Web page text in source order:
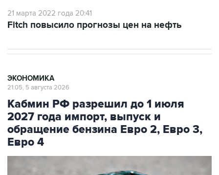
21 марта 2022 года 20:41
Fitch повысило прогнозы цен на нефть
ЭКОНОМИКА
21:05, 5 августа 2026
Кабмин РФ разрешил до 1 июля
2027 года импорт, выпуск и
обращение бензина Евро 2, Евро 3,
Евро 4